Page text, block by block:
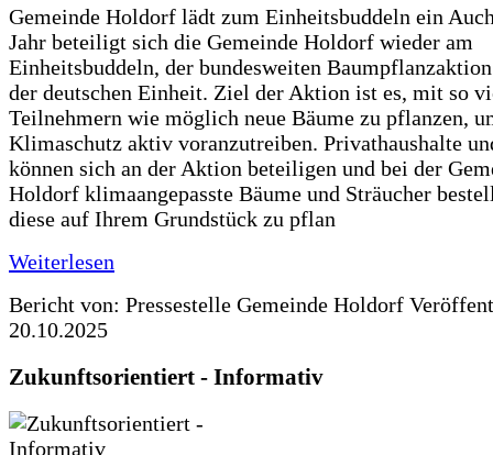
Gemeinde Holdorf lädt zum Einheitsbuddeln ein
Jahr beteiligt sich die Gemeinde Holdorf wieder am
Einheitsbuddeln, der bundesweiten
der deutschen Einheit. Ziel der Aktion ist es, mit so
Teilnehmern wie möglich neue Bäume zu pflanzen,
Klimaschutz aktiv voranzutreiben. Privathaushalte
können sich an der Aktion beteiligen und bei der
Holdorf klimaangepasste Bäume und Sträucher
diese auf Ihrem Grundstück zu pflan
Weiterlesen
Bericht von: Pressestelle Gemeinde Holdorf
20.10.2025
Zukunftsorientiert - Informativ